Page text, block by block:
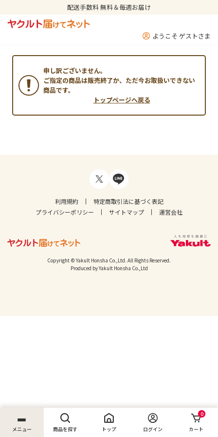
配送手数料 無料＆毎週お届け
ようこそ ゲストさま
メニュー 商品を探す トップ ログイン
0
カート
申し訳ございません。
ご指定の商品は販売終了か、ただ今お取扱いできない
商品です。
トップページへ戻る
利用規約
特定商取引法に基づく表記
プライバシーポリシー
サイトマップ 運営会社
Copyright © Yakult Honsha Co.,Ltd. All Rights Reserved.
Produced by Yakult Honsha Co.,Ltd